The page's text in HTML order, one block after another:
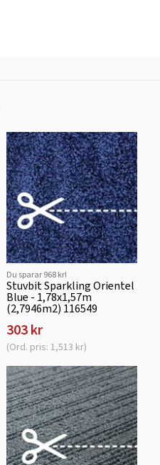
Du sparar 968 kr!
Stuvbit Sparkling Orientel
Blue - 1,78x1,57m
(2,7946m2) 116549
303 kr
(Ord. pris: 1,513 kr)